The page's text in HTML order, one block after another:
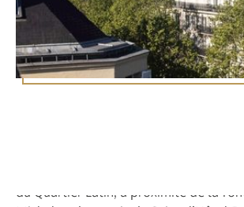
du Quartier Latin, à proximité de la